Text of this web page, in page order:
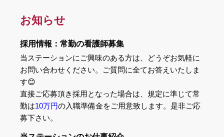
お知らせ
採用情報：常勤の看護師募集
当ステーションにご興味のある方は、どうぞお気軽に
お問い合わせください。ご質問に全てお答えいたしま
す😊
直接ご応募頂き採用となった場合は、規定に準じて常
勤は10万円の入職準備金をご用意致します。是非ご応
募下さい。